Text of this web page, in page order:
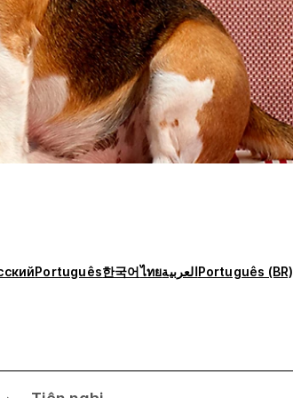
Português한국어ไทยالعربيةPortuguês (BR)